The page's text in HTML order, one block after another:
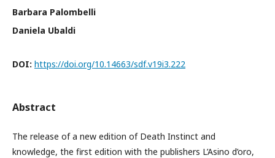
Barbara Palombelli
Daniela Ubaldi
DOI: https://doi.org/10.14663/sdf.v19i3.222
Abstract
The release of a new edition of Death Instinct and
knowledge, the first edition with the publishers L’Asino d’oro,